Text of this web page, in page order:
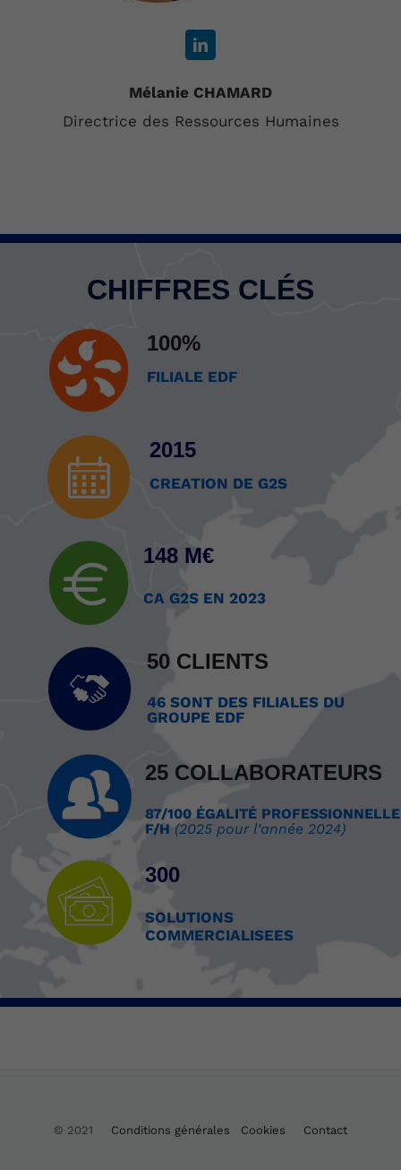
Mélanie CHAMARD
Directrice des Ressources Humaines
CHIFFRES CLÉS
100%
FILIALE EDF
2015
CREATION DE G2S
148 M€
CA G2S EN 2023
50 CLIENTS
46 SONT DES FILIALES DU
GROUPE EDF
25 COLLABORATEURS
87/100 ÉGALITÉ PROFESSIONNELLE
F/H (2025 pour l’année 2024)
300
SOLUTIONS
COMMERCIALISEES
© 2021 Conditions générales Cookies Contact